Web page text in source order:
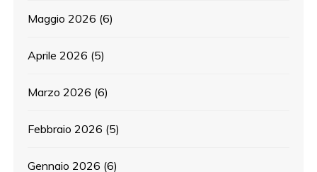
Maggio 2026 (6)
Aprile 2026 (5)
Marzo 2026 (6)
Febbraio 2026 (5)
Gennaio 2026 (6)